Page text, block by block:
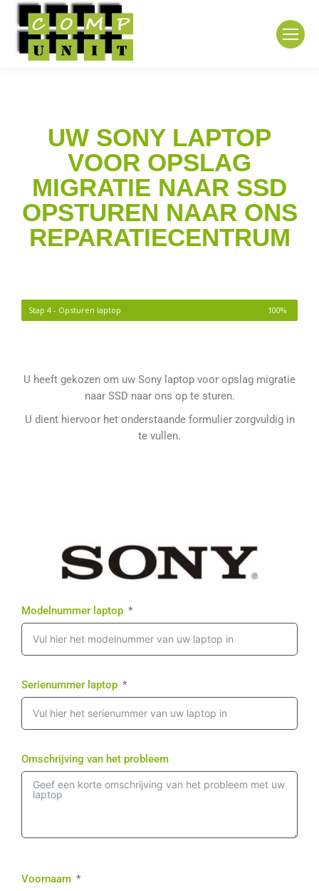
UW SONY LAPTOP
VOOR OPSLAG
MIGRATIE NAAR SSD
OPSTUREN NAAR ONS
REPARATIECENTRUM
Stap 4 - Opsturen laptop 100%
U heeft gekozen om uw Sony laptop voor opslag migratie
naar SSD naar ons op te sturen.
U dient hiervoor het onderstaande formulier zorgvuldig in
te vullen.
Modelnummer laptop
Serienummer laptop
Omschrijving van het probleem
Voornaam